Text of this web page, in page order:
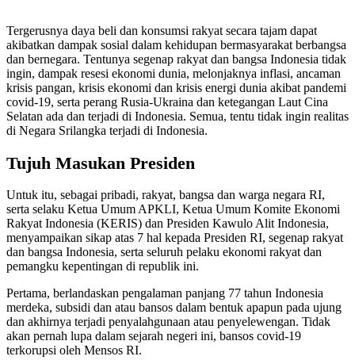
Tergerusnya daya beli dan konsumsi rakyat secara tajam dapat
akibatkan dampak sosial dalam kehidupan bermasyarakat berbangsa
dan bernegara. Tentunya segenap rakyat dan bangsa Indonesia tidak
ingin, dampak resesi ekonomi dunia, melonjaknya inflasi, ancaman
krisis pangan, krisis ekonomi dan krisis energi dunia akibat pandemi
covid-19, serta perang Rusia-Ukraina dan ketegangan Laut Cina
Selatan ada dan terjadi di Indonesia. Semua, tentu tidak ingin realitas
di Negara Srilangka terjadi di Indonesia.
Tujuh Masukan Presiden
Untuk itu, sebagai pribadi, rakyat, bangsa dan warga negara RI,
serta selaku Ketua Umum APKLI, Ketua Umum Komite Ekonomi
Rakyat Indonesia (KERIS) dan Presiden Kawulo Alit Indonesia,
menyampaikan sikap atas 7 hal kepada Presiden RI, segenap rakyat
dan bangsa Indonesia, serta seluruh pelaku ekonomi rakyat dan
pemangku kepentingan di republik ini.
Pertama, berlandaskan pengalaman panjang 77 tahun Indonesia
merdeka, subsidi dan atau bansos dalam bentuk apapun pada ujung
dan akhirnya terjadi penyalahgunaan atau penyelewengan. Tidak
akan pernah lupa dalam sejarah negeri ini, bansos covid-19
terkorupsi oleh Mensos RI.